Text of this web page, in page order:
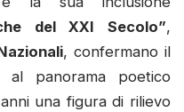
del XXI Secolo”,
, confermano il
panorama poetico
una figura di rilievo